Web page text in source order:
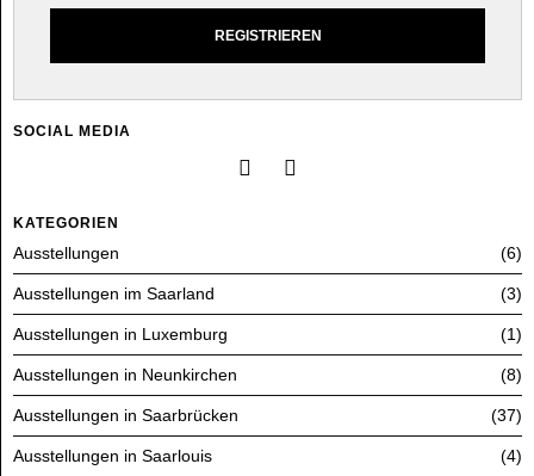
SOCIAL MEDIA
KATEGORIEN
Ausstellungen 6
Ausstellungen im Saarland 3
Ausstellungen in Luxemburg 1
Ausstellungen in Neunkirchen 8
Ausstellungen in Saarbrücken 37
Ausstellungen in Saarlouis 4